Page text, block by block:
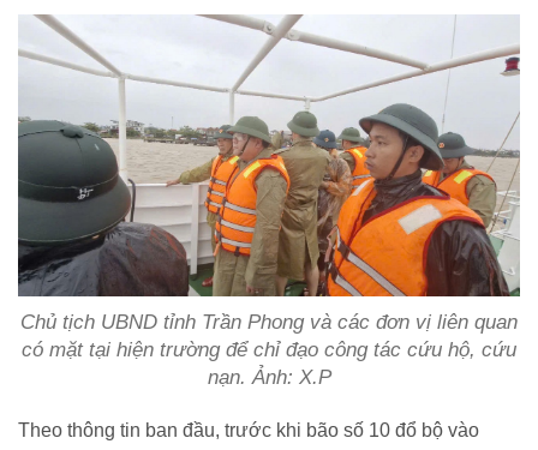
Chủ tịch UBND tỉnh Trần Phong và các đơn vị liên quan
có mặt tại hiện trường để chỉ đạo công tác cứu hộ, cứu
nạn. Ảnh: X.P
Theo thông tin ban đầu, trước khi bão số 10 đổ bộ vào